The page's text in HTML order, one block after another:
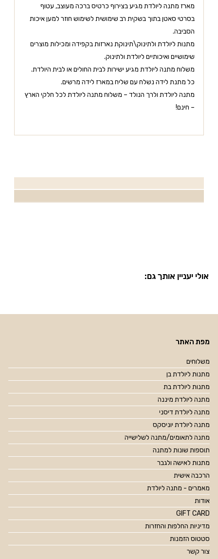
מארז מתנה ליולדת מגיע בצירוף כרטיס ברכה מעוצב, עטוף
בסרטי סאטן בתוך בשקית רב שימושית לשימוש חוזר למען איכות
הסביבה.
מתנות ליולדת ולתינוק\תינוקת נארזות בקפידה ומכילות מוצרים
שימושיים ואיכותיים ליולדת ולתינוק.
משלוח מתנה ליולדת מגיע ישירות לבית החולים או לבית היולדת.
כל מתנת לידה נשלח עם שליח במארז לידה מרשים.
מתנה ליולדת ולרך הנולד – משלוח מתנה ליולדת לכל חלקי הארץ
– חינם!
אולי יעניין אותך גם:
מפת האתר
משלוחים
מתנות ליולדת בן
מתנות ליולדת בת
מתנה ליולדת מיננה
מתנה ליולדת דיסני
מתנה ליולדת יוניסקס
מתנה לתאומים/מתנה לשלישייה
תוספות שונות למתנה
מתנות לאישה ולגבר
הרכבה אישית
מאמרים - מתנה ליולדת
אודות
GIFT CARD
מדיניות החלפות והחזרות
סטטוס הזמנות
צור קשר